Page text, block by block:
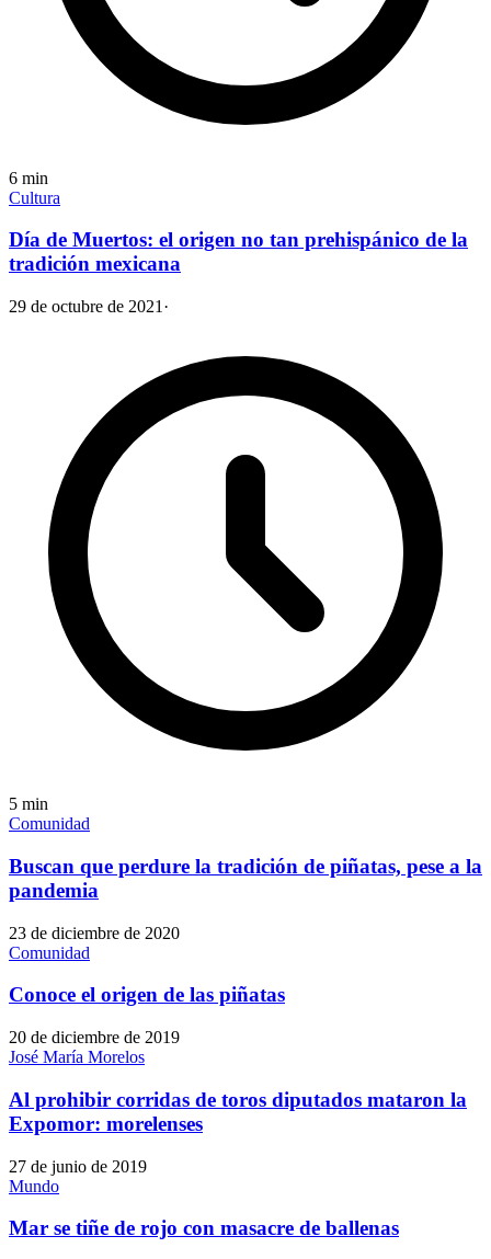
6 min
Cultura
Día de Muertos: el origen no tan prehispánico de la
tradición mexicana
29 de octubre de 2021 ·
5 min
Comunidad
Buscan que perdure la tradición de piñatas, pese a la
pandemia
23 de diciembre de 2020
Comunidad
Conoce el origen de las piñatas
20 de diciembre de 2019
José María Morelos
Al prohibir corridas de toros diputados mataron la
Expomor: morelenses
27 de junio de 2019
Mundo
Mar se tiñe de rojo con masacre de ballenas